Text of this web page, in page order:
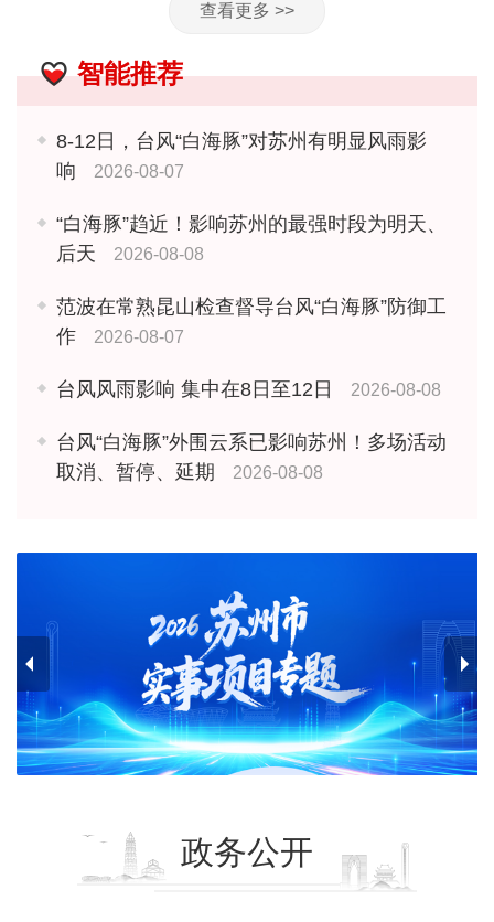
查看更多 >>
智能推荐
8-12日，台风“白海豚”对苏州有明显风雨影
响
2026-08-07
“白海豚”趋近！影响苏州的最强时段为明天、
后天
2026-08-08
范波在常熟昆山检查督导台风“白海豚”防御工
作
2026-08-07
台风风雨影响 集中在8日至12日 2026-08-08
台风“白海豚”外围云系已影响苏州！多场活动
取消、暂停、延期
2026-08-08
政务公开